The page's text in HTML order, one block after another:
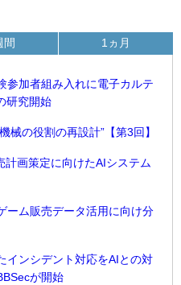
参加者組み入れに電子カルテ
研究開始
械の役割の再設計”【第3回】
計画策定に向けたAIシステム
ーム販売データ活用に向け分
インシデント対応をAIとの対
が開始
間 1ヵ月